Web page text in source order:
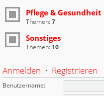
Pflege & Gesundheit
Themen:7
Sonstiges
Themen: 10
Anmelden • Registrieren
Benutzername: